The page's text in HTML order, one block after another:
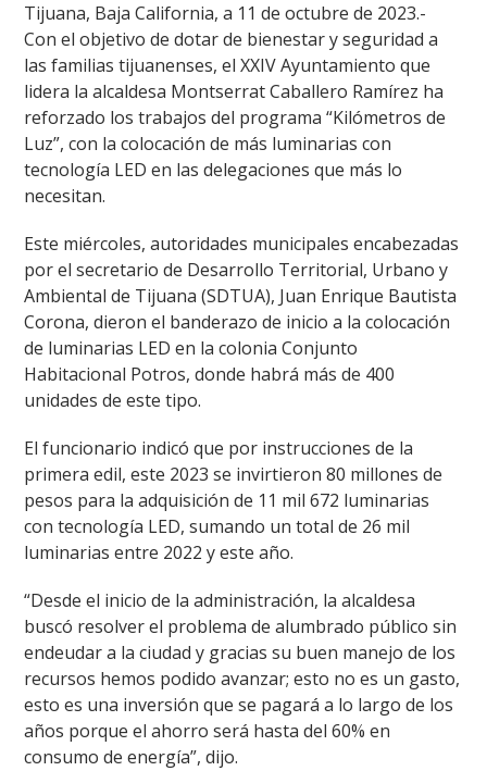
Tijuana, Baja California, a 11 de octubre de 2023.-
Con el objetivo de dotar de bienestar y seguridad a
las familias tijuanenses, el XXIV Ayuntamiento que
lidera la alcaldesa Montserrat Caballero Ramírez ha
reforzado los trabajos del programa “Kilómetros de
Luz”, con la colocación de más luminarias con
tecnología LED en las delegaciones que más lo
necesitan.
Este miércoles, autoridades municipales encabezadas
por el secretario de Desarrollo Territorial, Urbano y
Ambiental de Tijuana (SDTUA), Juan Enrique Bautista
Corona, dieron el banderazo de inicio a la colocación
de luminarias LED en la colonia Conjunto
Habitacional Potros, donde habrá más de 400
unidades de este tipo.
El funcionario indicó que por instrucciones de la
primera edil, este 2023 se invirtieron 80 millones de
pesos para la adquisición de 11 mil 672 luminarias
con tecnología LED, sumando un total de 26 mil
luminarias entre 2022 y este año.
“Desde el inicio de la administración, la alcaldesa
buscó resolver el problema de alumbrado público sin
endeudar a la ciudad y gracias su buen manejo de los
recursos hemos podido avanzar; esto no es un gasto,
esto es una inversión que se pagará a lo largo de los
años porque el ahorro será hasta del 60% en
consumo de energía”, dijo.